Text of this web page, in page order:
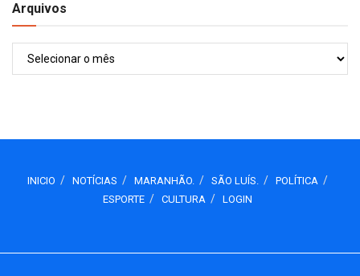
Arquivos
Arquivos
INICIO NOTÍCIAS MARANHÃO. SÃO LUÍS.
POLÍTICA
ESPORTE
CULTURA LOGIN